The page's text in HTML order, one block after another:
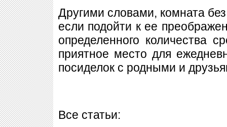
Другими словами, комната
если подойти к ее
определенного количества
приятное место для
посиделок с родными и
Все статьи: